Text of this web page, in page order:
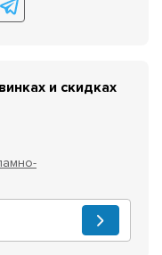
и скидках